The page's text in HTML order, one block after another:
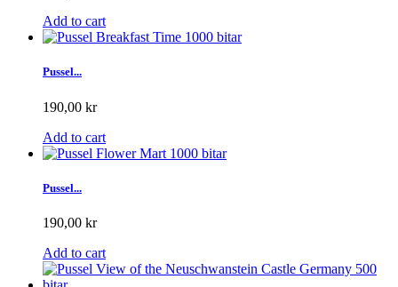
Add to cart
Pussel...
190,00 kr
Add to cart
Pussel...
190,00 kr
Add to cart